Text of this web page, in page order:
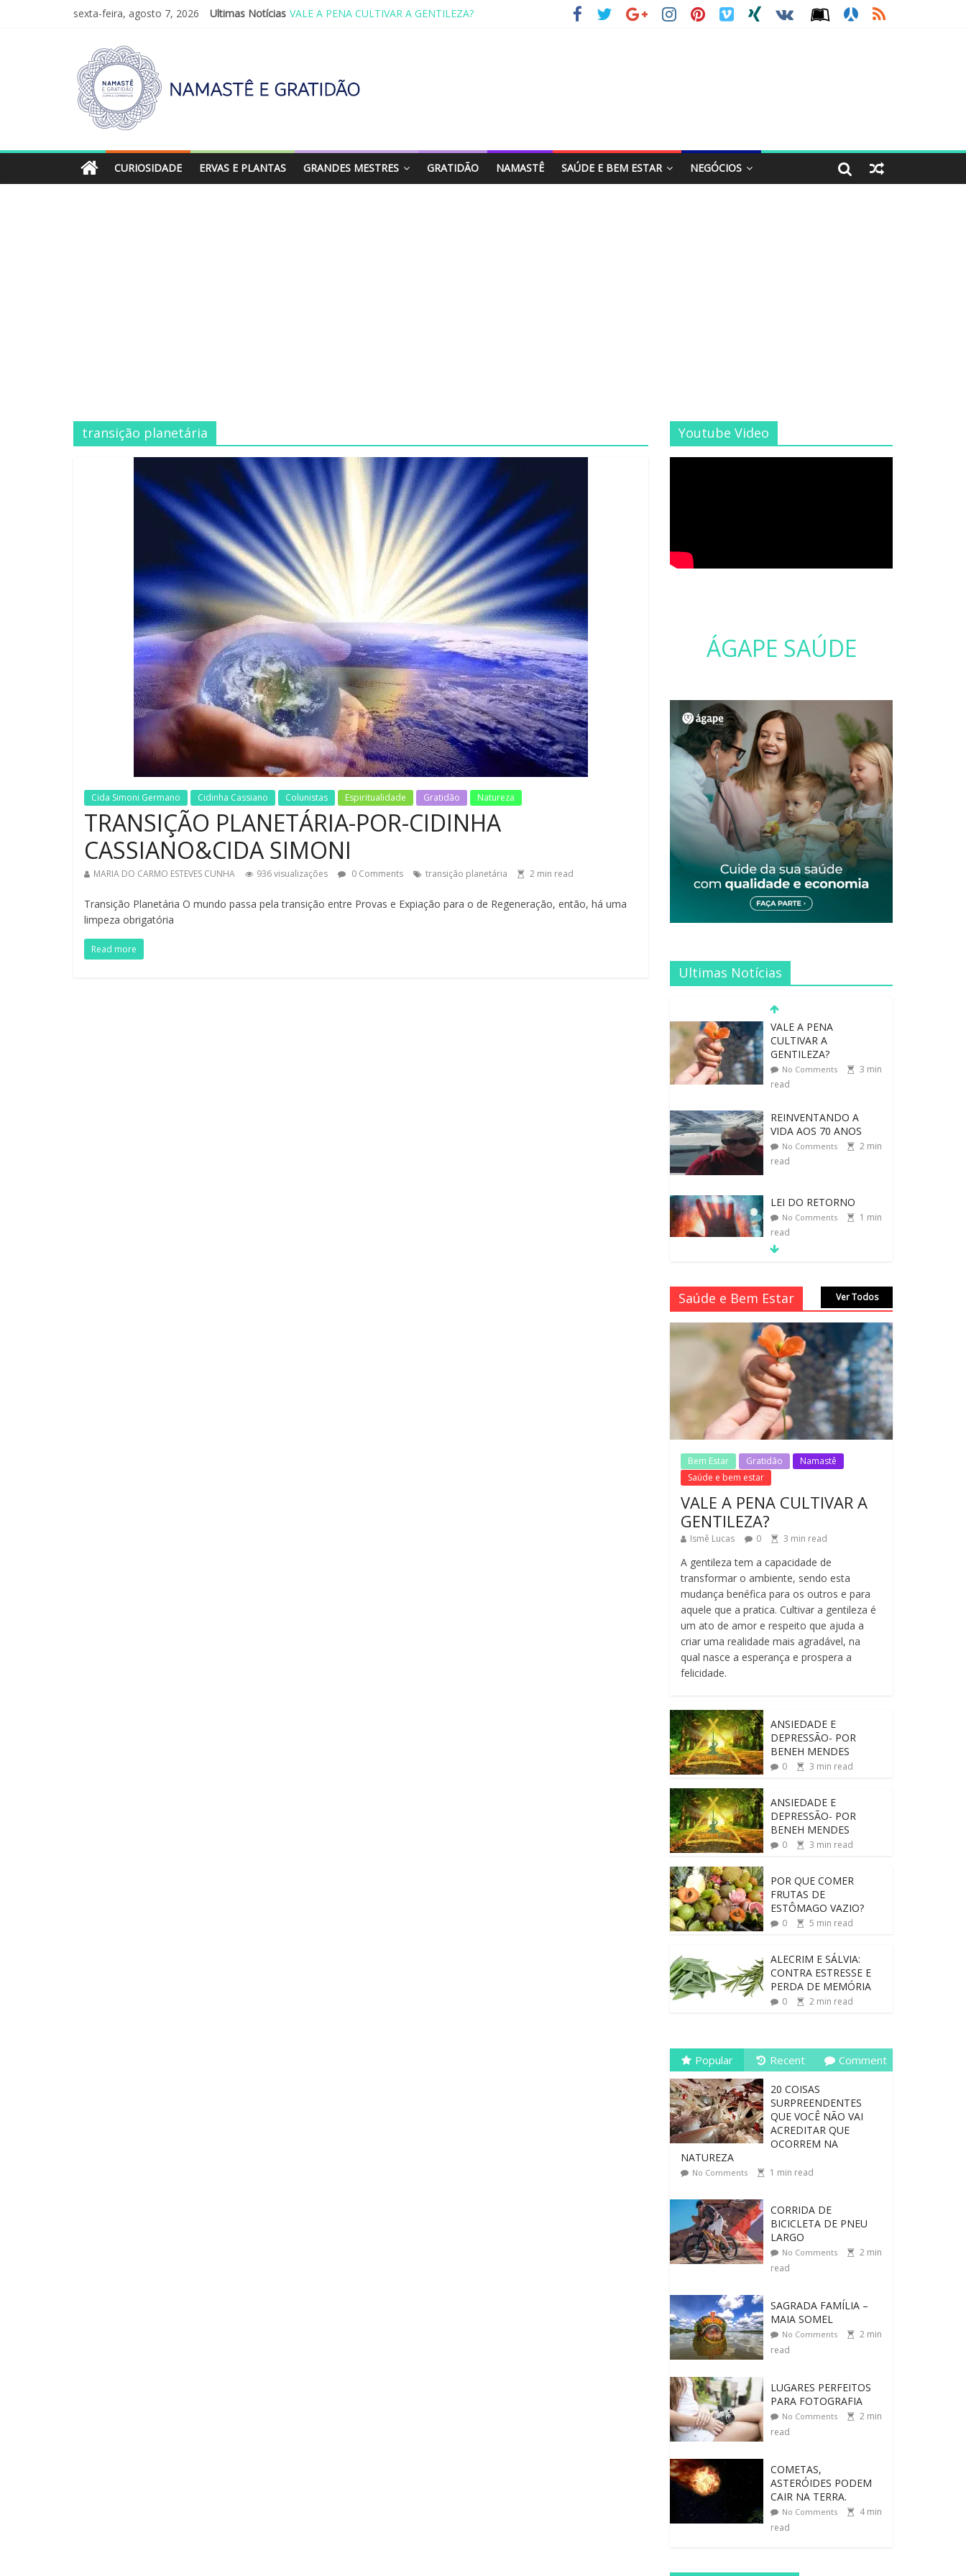
sexta-feira, agosto 7, 2026 Ultimas Notícias VALE A PENA CULTIVAR A GENTILEZA?
SAGRADA FAMÍLIA – MAIA SOMEL
CURIOSIDADE ERVAS E PLANTAS GRANDES MESTRES GRATIDÃO NAMASTÊ SAÚDE E BEM ESTAR NEGÓCIOS
transição planetária
Cida Simoni Germano Cidinha Cassiano Colunistas Espiritualidade Gratidão Natureza
TRANSIÇÃO PLANETÁRIA-POR-CIDINHA
CASSIANO&CIDA SIMONI
MARIA DO CARMO ESTEVES CUNHA 936 visualizações 0 Comments transição planetária 2 min read
Transição Planetária O mundo passa pela transição entre Provas e Expiação para o de Regeneração, então, há uma
limpeza obrigatória
Read more
Youtube Video
ÁGAPE SAÚDE
Ultimas Notícias
REINVENTANDO A
VIDA AOS 70 ANOS
No Comments
read
LEI DO RETORNO
No Comments 1
read
O ATO DE ABRAÇAR
No Comments 1 min
read
MORAL-POR-CIDINHA
CASSIANO & CIDA
SIMONI
No Comments 1min
read
SAGRADA FAMÍLIA –
MAIA SOMEL
No Comments 2min
read
VALE A PENA
CULTIVAR A
GENTILEZA?
No Comments 3min
Saúde e Bem Estar Ver Todos
Bem Estar Gratidão
Namastê
Saúde e bem estar
VALE A PENA CULTIVAR A
GENTILEZA?
Ismê Lucas 0 3 min read
A gentileza tem a capacidade de
transformar o ambiente, sendo esta
mudança benéfica para os outros e para
aquele que a pratica. Cultivar a gentileza é
um ato de amor e respeito que ajuda a
criar uma realidade mais agradável, na
qual nasce a esperança e prospera a
felicidade.
ANSIEDADE E
DEPRESSÃO- POR
BENEH MENDES
0 3 min read
ANSIEDADE E
DEPRESSÃO- POR
BENEH MENDES
0 3 min read
POR QUE COMER
FRUTAS DE
ESTÔMAGO VAZIO?
0 5 min read
ALECRIM E SÁLVIA:
CONTRA ESTRESSE E
PERDA DE MEMÓRIA
0 2 min read
Popular Recent Comment
20 COISAS
SURPREENDENTES
QUE VOCÊ NÃO VAI
ACREDITAR QUE
OCORREM NA
NATUREZA
No Comments 1 min read
CORRIDA DE
BICICLETA DE PNEU
LARGO
No Comments 2 min
read
SAGRADA FAMÍLIA –
MAIA SOMEL
No Comments 2 min
read
LUGARES PERFEITOS
PARA FOTOGRAFIA
No Comments 2 min
read
COMETAS,
ASTERÓIDES PODEM
CAIR NA TERRA.
No Comments 4min
read